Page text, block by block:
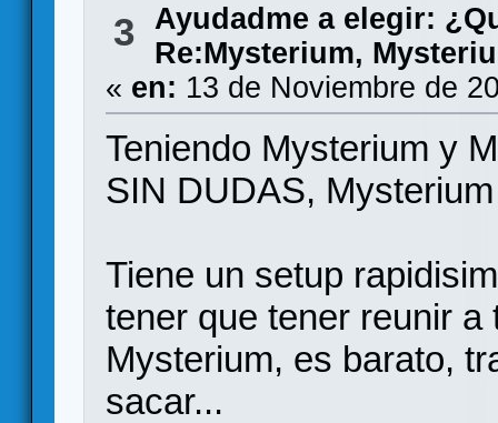
3
Ayudadme a elegir:
Re:Mysterium,
« en: 13 de Noviembre de
Teniendo Mysterium y
SIN DUDAS,
Tiene un setup
tener que tener reunir
Mysterium, es barato,
sacar...